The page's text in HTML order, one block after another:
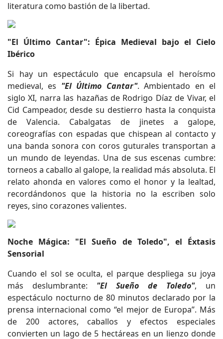
literatura como bastión de la libertad.
"El Último Cantar": Épica Medieval bajo el Cielo
Ibérico
Si hay un espectáculo que encapsula el heroísmo
medieval, es "El Último Cantar". Ambientado en el
siglo XI, narra las hazañas de Rodrigo Díaz de Vivar, el
Cid Campeador, desde su destierro hasta la conquista
de Valencia. Cabalgatas de jinetes a galope,
coreografías con espadas que chispean al contacto y
una banda sonora con coros guturales transportan a
un mundo de leyendas. Una de sus escenas cumbre:
torneos a caballo al galope, la realidad más absoluta. El
relato ahonda en valores como el honor y la lealtad,
recordándonos que la historia no la escriben solo
reyes, sino corazones valientes.
Noche Mágica: "El Sueño de Toledo", el Éxtasis
Sensorial
Cuando el sol se oculta, el parque despliega su joya
más deslumbrante: "El Sueño de Toledo", un
espectáculo nocturno de 80 minutos declarado por la
prensa internacional como “el mejor de Europa”. Más
de 200 actores, caballos y efectos especiales
convierten un lago de 5 hectáreas en un lienzo donde